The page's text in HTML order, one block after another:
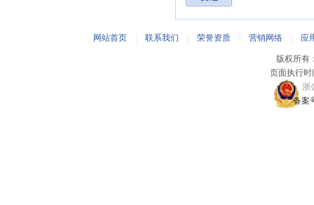
网站首页 联系我们 荣誉资质 营销网络 应
版权所
页面执行
浙
备案号